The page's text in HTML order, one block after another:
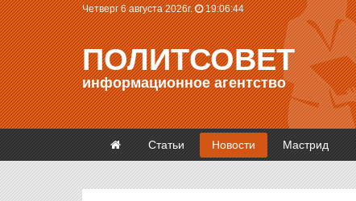
Четверг 6 августа 2026г. 19:06:45
ПОЛИТСОВЕТ
информационное агентство
Статьи Новости Мастрид